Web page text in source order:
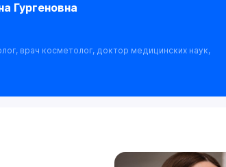
Гургеновна
врач косметолог, доктор медицинских наук,